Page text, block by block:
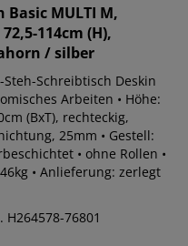
Basic MULTI M,
114cm (H),
/ silber
Schreibtisch Deskin
Arbeiten • Höhe:
(BxT), rechteckig,
25mm • Gestell:
• ohne Rollen •
• Anlieferung: zerlegt
H264578-76801